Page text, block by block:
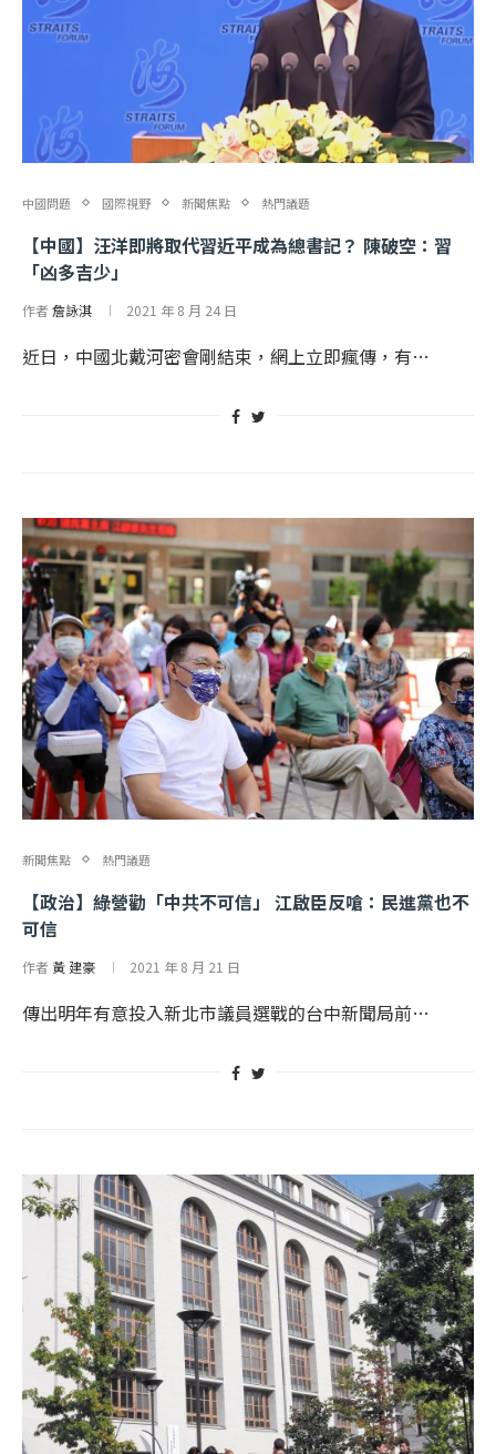
中國問題 國際視野 新聞焦點 熱門議題
【中國】汪洋即將取代習近平成為總書記？ 陳破空：習
「凶多吉少」
作者詹詠淇 2021 年 8 月 24 日
近日，中國北戴河密會剛結束，網上立即瘋傳，有…
新聞焦點 熱門議題
【政治】綠營勸「中共不可信」 江啟臣反嗆：民進黨也不
可信
作者 黃 建豪 2021 年 8 月 21 日
傳出明年有意投入新北市議員選戰的台中新聞局前…